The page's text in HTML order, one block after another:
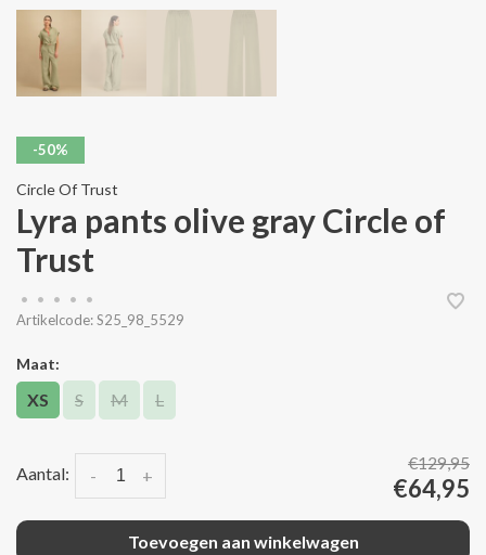
-50%
Circle Of Trust
Lyra pants olive gray Circle of
Trust
• • • •
•
Artikelcode:S25_98_5529
Maat:
XS S M L
Aantal: +
-
€129,95
€64,95
Toevoegen aan winkelwagen